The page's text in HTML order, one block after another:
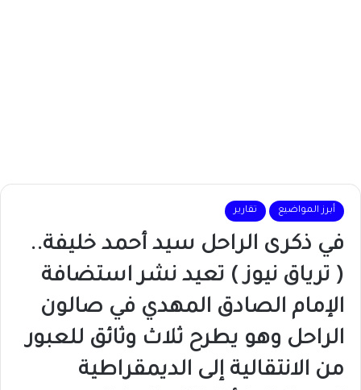
أبرز المواضيع تقارير
في ذكرى الراحل سيد أحمد خليفة..
( ترياق نيوز ) تعيد نشر استضافة
الإمام الصادق المهدي في صالون
الراحل وهو يطرح ثلاث وثائق للعبور
من الانتقالية إلى الديمقراطية